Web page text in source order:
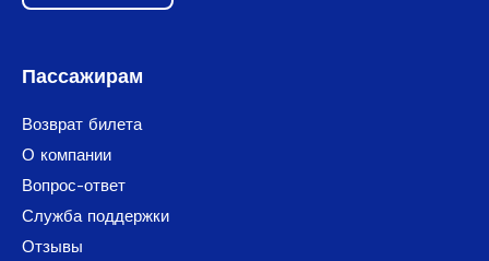
Пассажирам
Возврат билета
О компании
Вопрос-ответ
Служба поддержки
Отзывы